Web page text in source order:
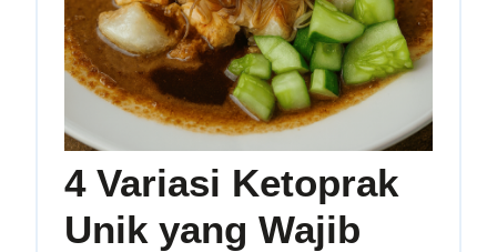
4 Variasi Ketoprak
Unik yang Wajib